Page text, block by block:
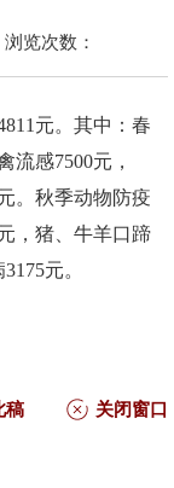
浏览次数：
元。其中：春
流感7500元，
。秋季动物防疫
，猪、牛羊口蹄
元。
稿 关闭窗口